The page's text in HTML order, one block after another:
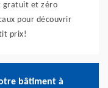
gratuit et zéro
pour découvrir
prix!
bâtiment à